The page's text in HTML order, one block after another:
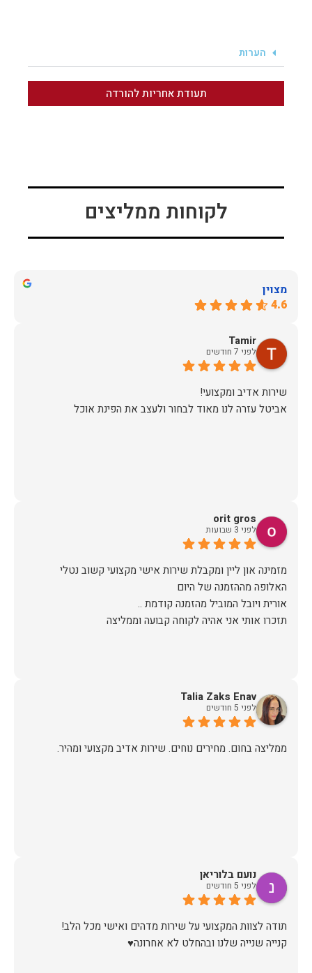
הערות
תעודת אחריות להורדה
לקוחות ממליצים
מצוין
4.6
Tamir
לפני 7 חודשים
אביטל עזרה לנו מאוד לבחור ולעצב את הפינת אוכל
orit gros
לפני 3 שבועות
מזמינה און ליין ומקבלת שירות אישי מקצועי קשוב נטלי
תזכרו אותי אני אהיה לקוחה קבועה וממליצה
Talia Zaks Enav
לפני 5 חודשים
ממליצה בחום. מחירים נוחים. שירות אדיב מקצועי ומהיר.
נועם בלוריאן
לפני 5 חודשים
קנייה שנייה שלנו ובהחלט לא אחרונה♥️